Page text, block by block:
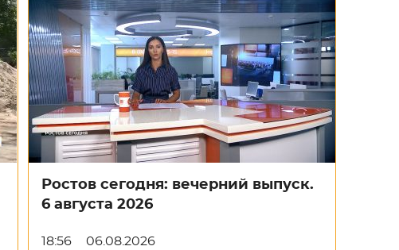
Ростов сегодня: вечерний выпуск.
6 августа 2026
18:56 06.08.2026